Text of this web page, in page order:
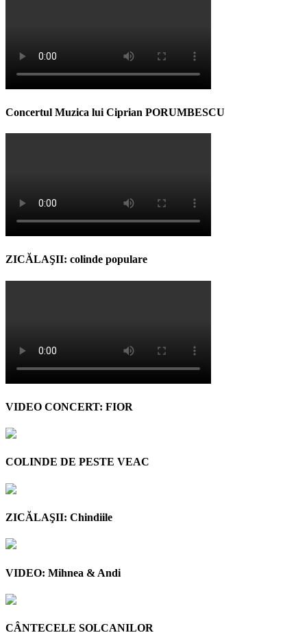
Concertul Muzica lui Ciprian PORUMBESCU
ZICĂLAŞII: colinde populare
VIDEO CONCERT: FIOR
COLINDE DE PESTE VEAC
ZICĂLAŞII: Chindiile
VIDEO: Mihnea & Andi
CÂNTECELE SOLCANILOR